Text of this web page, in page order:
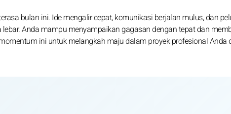
bulan ini. Ide mengalir cepat, komunikasi berjalan mulus, dan
Anda mampu menyampaikan gagasan dengan tepat dan
ini untuk melangkah maju dalam proyek profesional Anda